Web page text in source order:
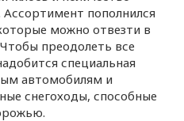
пополнился
можно отвезти в
преодолеть все
специальная
автомобилям и
снегоходы, способные